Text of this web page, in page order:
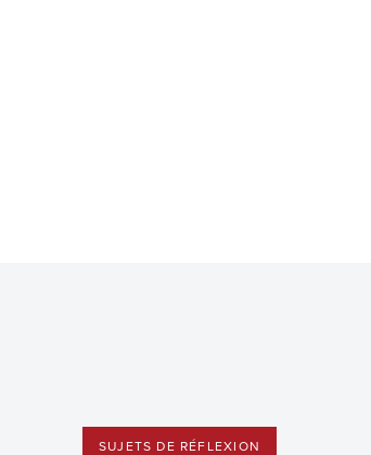
SUJETS DE RÉFLEXION